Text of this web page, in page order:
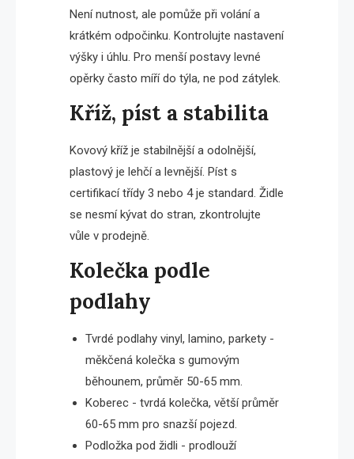
Není nutnost, ale pomůže při volání a
krátkém odpočinku. Kontrolujte nastavení
výšky i úhlu. Pro menší postavy levné
opěrky často míří do týla, ne pod zátylek.
Kříž, píst a stabilita
Kovový kříž je stabilnější a odolnější,
plastový je lehčí a levnější. Píst s
certifikací třídy 3 nebo 4 je standard. Židle
se nesmí kývat do stran, zkontrolujte
vůle v prodejně.
Kolečka podle
podlahy
Tvrdé podlahy vinyl, lamino, parkety -
měkčená kolečka s gumovým
běhounem, průměr 50-65 mm.
Koberec - tvrdá kolečka, větší průměr
60-65 mm pro snazší pojezd.
Podložka pod židli - prodlouží